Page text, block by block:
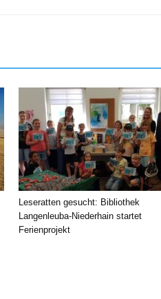
Leseratten gesucht: Bibliothek
Langenleuba-Niederhain startet
Ferienprojekt